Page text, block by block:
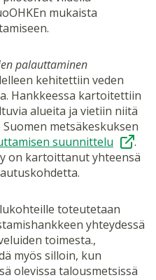
mukaista
palauttaminen
kehitettiin veden
Hankkeessa kartoitettiin
alueita ja vietiin niitä
metsäkeskuksen
suunnittelu
.
on kartoittanut yhteensä
toteutetaan
yhteydessä
toimesta.,
myös silloin, kun
olevissa talousmetsissä